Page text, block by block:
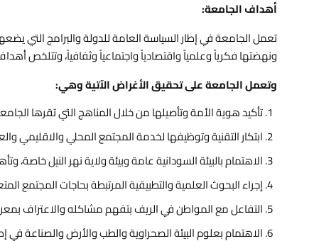
أهداف الجامعة:
تعمل الجامعة في إطار السياسة العامة للدولة والبرامج التي
ونهضتها فكرياً وعلمياً واقتصادياً واجتماعياً وثفافياً، وتتلخص
وتعمل الجامعة على تحقيق الأغراض الآتية وهي:
تأكيد هوية الأمة وتأصيلها من خلال المناهج التي تقرها
ابتكار التقنية وتوظيفها لخدمة المجتمع المحلي والاقليمي
الاهتمام بالبيئة السودانية عامة وبيئة ولاية نهر النيل خاصة،
إجراء البحوث العلمية والتطبيقية المرتبطة بحاجات المجتمع
التفاعل مع المواطن في الريف بتفهم مشاكله والاعتراف
الاهتمام بعلوم البيئة الصحراوية والطب والأرض والصناعة في